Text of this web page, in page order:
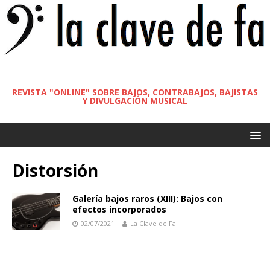
REVISTA "ONLINE" SOBRE BAJOS, CONTRABAJOS, BAJISTAS
Y DIVULGACIÓN MUSICAL
Distorsión
Galería bajos raros (XIII): Bajos con
efectos incorporados
02/07/2021 La Clave de Fa